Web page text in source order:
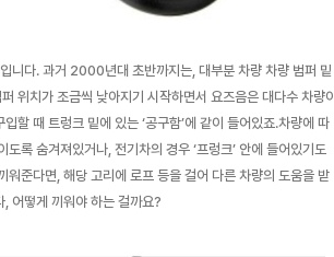
니다. 과거 2000년대 초반까지는, 대부분 차량 차량 범퍼 밑
위치가 조금씩 낮아지기 시작하면서 요즈음은 대다수 차량이
할 때 트렁크 밑에 있는 ‘공구함’에 같이 들어있죠.차량에 따
록 숨겨져있거나, 전기차의 경우 ‘프렁크’ 안에 들어있기도
준다면, 해당 고리에 로프 등을 걸어 다른 차량의 도움을 받
어떻게 끼워야 하는 걸까요?